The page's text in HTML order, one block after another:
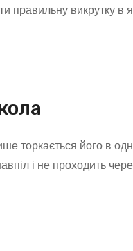
правильну викрутку
торкається його в
і не проходить